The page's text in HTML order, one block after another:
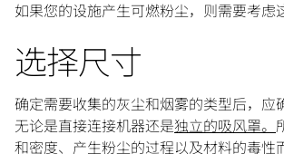
如果您的设施产生可燃粉尘，则需要考虑
选择尺寸
确定需要收集的灰尘和烟雾的类型后，应
无论是直接连接机器还是独立的吸风罩。
和密度、产生粉尘的过程以及材料的毒